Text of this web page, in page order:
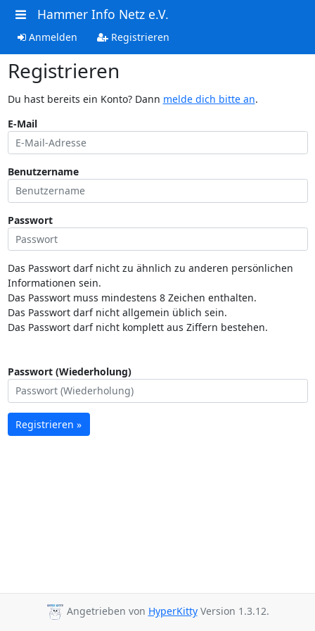
Hammer Info Netz e.V.
Anmelden Registrieren
Registrieren
Du hast bereits ein Konto? Dann melde dich bitte an.
E-Mail
Benutzername
Passwort
Das Passwort darf nicht zu ähnlich zu anderen persönlichen
Informationen sein.
Das Passwort muss mindestens 8 Zeichen enthalten.
Das Passwort darf nicht allgemein üblich sein.
Das Passwort darf nicht komplett aus Ziffern bestehen.
Passwort (Wiederholung)
Registrieren »
Angetrieben von HyperKittyVersion 1.3.12.